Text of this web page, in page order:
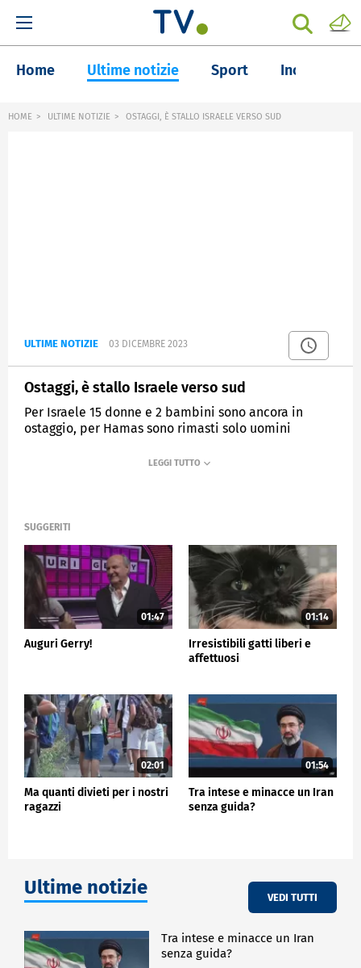
Home Ultime notizie Sport Inchieste
HOME ULTIME NOTIZIE OSTAGGI, È STALLO ISRAELE VERSO SUD
ULTIME NOTIZIE 03 DICEMBRE 2023
Ostaggi, è stallo Israele verso sud
Per Israele 15 donne e 2 bambini sono ancora in
ostaggio, per Hamas sono rimasti solo uomini
SUGGERITI
01:47
Auguri Gerry!
01:14
Irresistibili gatti liberi e
affettuosi
02:01
Ma quanti divieti per i nostri
ragazzi
01:54
Tra intese e minacce un Iran
senza guida?
Ultime notizie VEDI TUTTI
Tra intese e minacce un Iran
senza guida?